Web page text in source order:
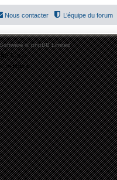
L’équipe du forum
Nous contacter
© phpBB Limited
fr.com
Conditions